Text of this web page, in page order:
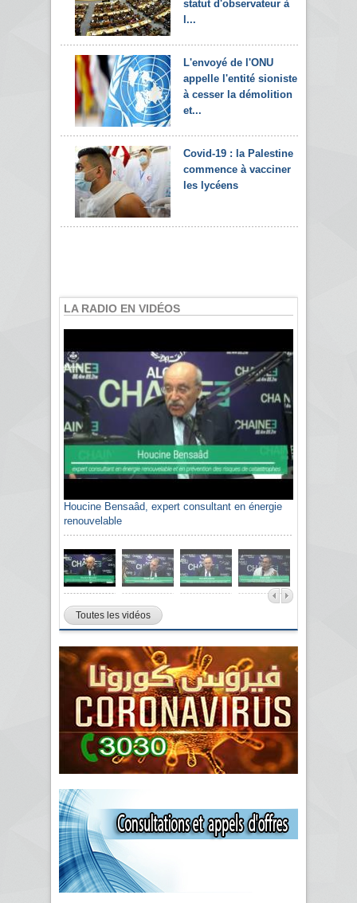
statut d'observateur à
l...
L'envoyé de l'ONU
appelle l'entité sioniste
à cesser la démolition
et...
Covid-19 : la Palestine
commence à vacciner
les lycéens
LA RADIO EN VIDÉOS
Houcine Bensaâd, expert consultant en énergie
renouvelable
Toutes les vidéos